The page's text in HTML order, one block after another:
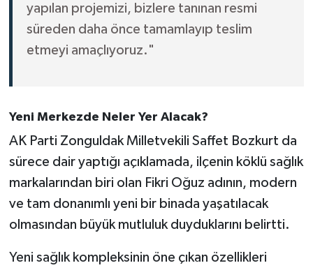
yapılan projemizi, bizlere tanınan resmi
süreden daha önce tamamlayıp teslim
etmeyi amaçlıyoruz."
Yeni Merkezde Neler Yer Alacak?
AK Parti Zonguldak Milletvekili Saffet Bozkurt da
sürece dair yaptığı açıklamada, ilçenin köklü sağlık
markalarından biri olan Fikri Oğuz adının, modern
ve tam donanımlı yeni bir binada yaşatılacak
olmasından büyük mutluluk duyduklarını belirtti.
Yeni sağlık kompleksinin öne çıkan özellikleri